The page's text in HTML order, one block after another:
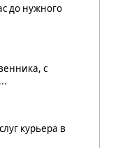
до нужного
с
курьера в